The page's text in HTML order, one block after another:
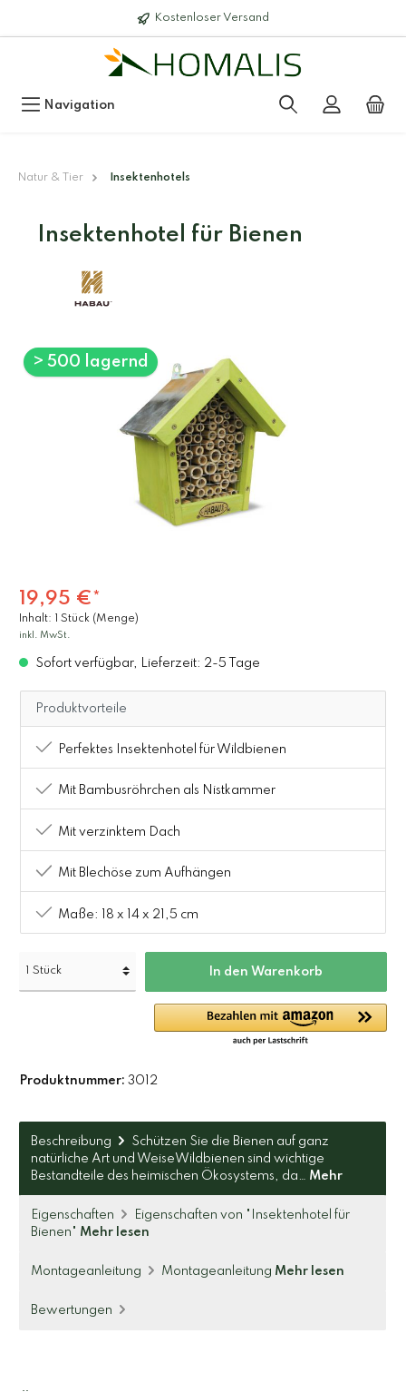
Kostenloser Versand
Navigation
Natur & Tier Insektenhotels
Insektenhotel für Bienen
> 500 lagernd
19,95 €*
Inhalt: 1 Stück (Menge)
inkl. MwSt.
Sofort verfügbar, Lieferzeit: 2-5 Tage
Produktvorteile
Perfektes Insektenhotel für Wildbienen
Mit Bambusröhrchen als Nistkammer
Mit verzinktem Dach
Mit Blechöse zum Aufhängen
Maße: 18 x 14 x 21,5 cm
In den Warenkorb
Produktnummer: 3012
Beschreibung
Schützen Sie die Bienen auf ganz
natürliche Art und WeiseWildbienen sind wichtige
Bestandteile des heimischen Ökosystems, da… Mehr
Eigenschaften
Eigenschaften von "Insektenhotel für
Bienen" Mehr lesen
Montageanleitung Montageanleitung Mehr lesen
Bewertungen